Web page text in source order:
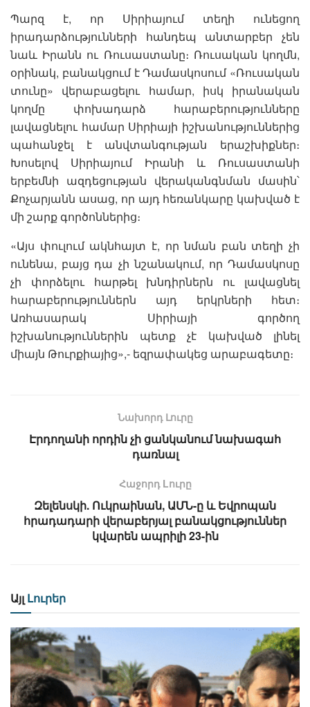
Պարզ է, որ Սիրիայում տեղի ունեցող
իրադարձությունների հանդեպ անտարբեր չեն
նաև Իրանն ու Ռուսաստանը։ Ռուսական կողմն,
օրինակ, բանակցում է Դամասկոսում «Ռուսական
տունը» վերաբացելու համար, իսկ իրանական
կողմը փոխադարձ հարաբերությունները
լավացնելու համար Սիրիայի իշխանություններից
պահանջել է անվտանգության երաշխիքներ։
Խոսելով Սիրիայում Իրանի և Ռուսաստանի
երբեմնի ազդեցության վերականգնման մասին՝
Քոչարյանն ասաց, որ այդ հեռանկարը կախված է
մի շարք գործոններից։
«Այս փուլում ակնհայտ է, որ նման բան տեղի չի
ունենա, բայց դա չի նշանակում, որ Դամասկոսը
չի փորձելու հարթել խնդիրներն ու լավացնել
հարաբերություններն այդ երկրների հետ։
Առհասարակ Սիրիայի գործող
իշխանություններին պետք չէ կախված լինել
միայն Թուրքիայից»,- եզրափակեց արաբագետը։
Նախորդ Լուրը
Էրդողանի որդին չի ցանկանում նախագահ
դառնալ
Հաջորդ Lուրը
Զելենսկի. Ուկրաինան, ԱՄՆ-ը և Եվրոպան
հրադադարի վերաբերյալ բանակցություններ
կվարեն ապրիլի 23-ին
Այլ Լուրեր